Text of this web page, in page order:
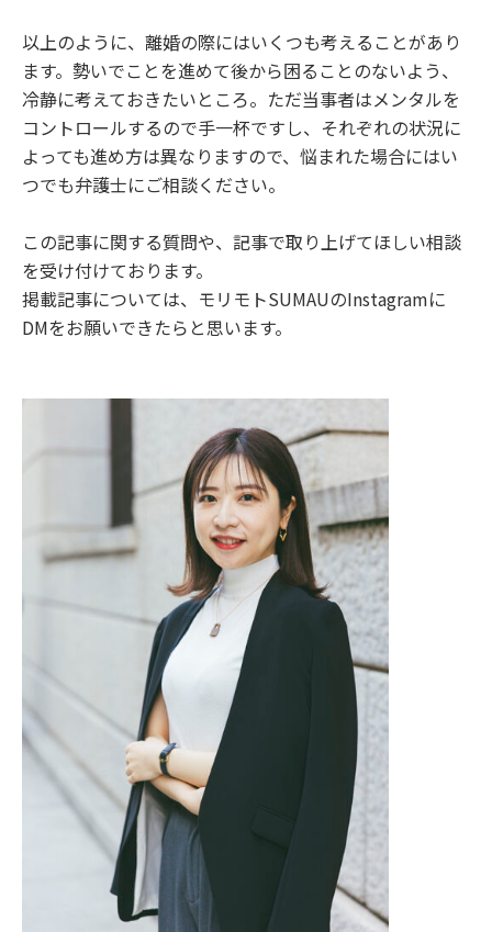
以上のように、離婚の際にはいくつも考えることがあり
ます。勢いでことを進めて後から困ることのないよう、
冷静に考えておきたいところ。ただ当事者はメンタルを
コントロールするので手一杯ですし、それぞれの状況に
よっても進め方は異なりますので、悩まれた場合にはい
つでも弁護士にご相談ください。
この記事に関する質問や、記事で取り上げてほしい相談
を受け付けております。
掲載記事については、モリモトSUMAUのInstagramに
DMをお願いできたらと思います。